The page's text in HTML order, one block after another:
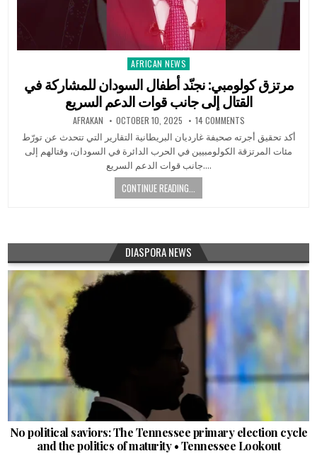
Posted
AFRICAN NEWS
مرتزق كولومبي: نجنّد أطفال السودان للمشاركة في
القتال إلى جانب قوات الدعم السريع
AFRAKAN OCTOBER 10, 2025 14 COMMENTS
أكد تحقيق أجرته صحيفة غارديان البريطانية التقارير التي تتحدث عن تورّط
مئات المرتزقة الكولومبيين في الحرب الدائرة في السودان، وقتالهم إلى
جانب قوات الدعم السريع….
CONTINUE READING...
DIASPORA NEWS
No political saviors: The Tennessee primary election cycle
and the politics of maturity • Tennessee Lookout